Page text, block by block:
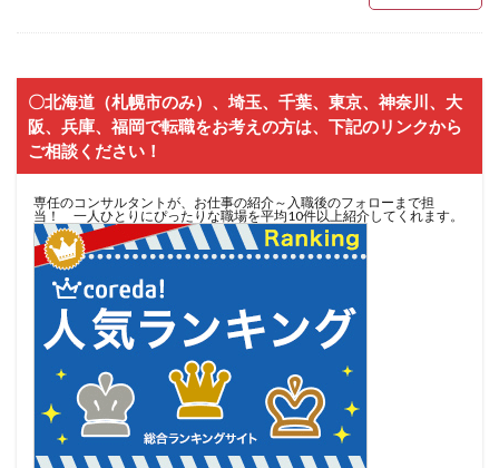
〇北海道（札幌市のみ）、埼玉、千葉、東京、神奈川、大
阪、兵庫、福岡で転職をお考えの方は、下記のリンクから
ご相談ください！
専任のコンサルタントが、お仕事の紹介～入職後のフォローまで担
当！ 一人ひとりにぴったりな職場を平均10件以上紹介してくれます。